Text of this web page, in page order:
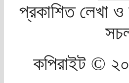
প্রকাশিত লেখা
কপিরাইট ©